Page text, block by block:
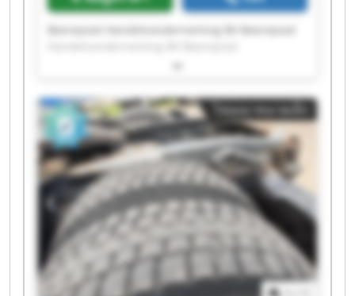
Beerepoot Handelsonderneming BV Beerepoot
Handelsonderneming BV Beerepoot
Handelsonderneming BV Beerepoot
Handelsonderneming BV Beerepoot
Handelsonderneming BV Beerepoot
Handelsonderneming BV Beerepoot
Handelsonderneming BV Beerepoot
Handelsonderneming BV Beerepoot
Handelsonderneming BV Beerepoot
Handelsonderneming BV Beerepoot
Handelsonderneming BV Beerepoot
Handelsonderneming BV Beerepoot
Handelsonderneming BV Beerepoot
Handelsonderneming BV Beerepoot
โฆษณาขนาดเล็ก